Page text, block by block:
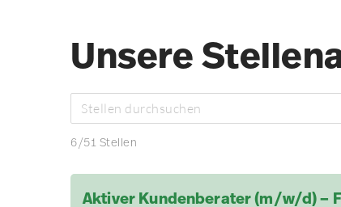
Unsere
6/51 Stellen
Aktiver Kundenberater (m/w/d) –